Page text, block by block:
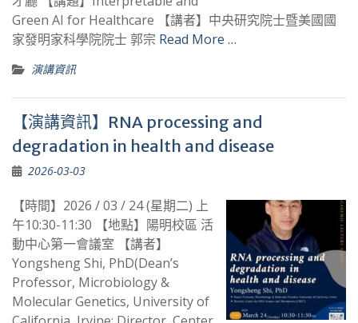
Green AI for Healthcare 【講者】中央研究院士暨美國國
家發明家科學院院士 郭宗 Read More …
演講資訊
【演講資訊】RNA processing and
degradation in health and disease
2026-03-03
【時間】2026 / 03 / 24 (星期二) 上
午10:30-11:30 【地點】陽明校區 活
動中心第一會議室 【講者】
Yongsheng Shi, PhD(Dean’s
Professor, Microbiology &
Molecular Genetics, University of